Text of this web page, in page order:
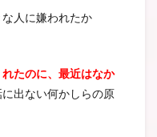
人に嫌われたか
れたのに、最近はなか
出ない何かしらの原